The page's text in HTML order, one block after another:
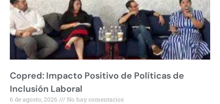
Copred: Impacto Positivo de Políticas de
Inclusión Laboral
6 de agosto, 2026 No hay comentarios